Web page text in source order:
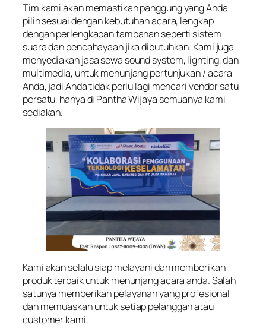
Tim kami akan memastikan panggung yang Anda
pilih sesuai dengan kebutuhan acara, lengkap
dengan perlengkapan tambahan seperti sistem
suara dan pencahayaan jika dibutuhkan. Kami juga
menyediakan jasa sewa sound system, lighting, dan
multimedia, untuk menunjang pertunjukan / acara
Anda, jadi Anda tidak perlu lagi mencari vendor satu
persatu, hanya di Pantha Wijaya semuanya kami
sediakan.
Kami akan selalu siap melayani dan memberikan
produk terbaik untuk menunjang acara anda. Salah
satunya memberikan pelayanan yang profesional
dan memuaskan untuk setiap pelanggan atau
customer kami.